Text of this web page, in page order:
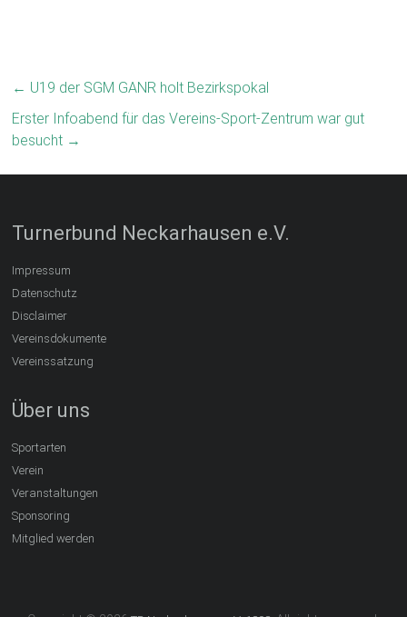
← U19 der SGM GANR holt Bezirkspokal
Erster Infoabend für das Vereins-Sport-Zentrum war gut
besucht →
Turnerbund Neckarhausen e.V.
Impressum
Datenschutz
Disclaimer
Vereinsdokumente
Vereinssatzung
Über uns
Sportarten
Verein
Veranstaltungen
Sponsoring
Mitglied werden